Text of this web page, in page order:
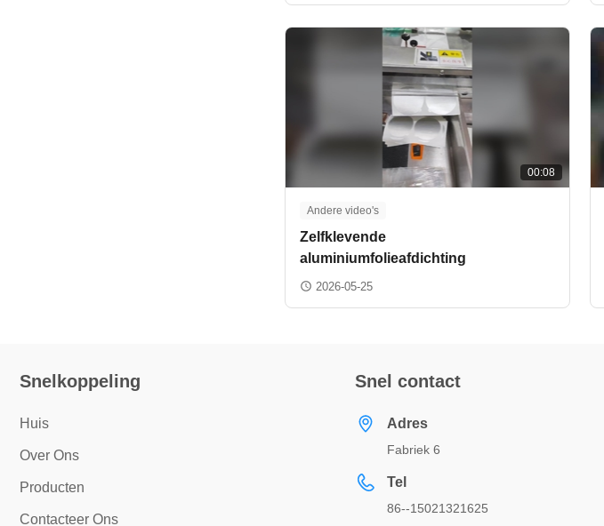
00:08
Andere video's
Zelfklevende
aluminiumfolieafdichting
2026-05-25
Snelkoppeling
Huis
Over Ons
Producten
Contacteer Ons
Snel contact
Adres
Fabriek 6
Tel
86--15021321625